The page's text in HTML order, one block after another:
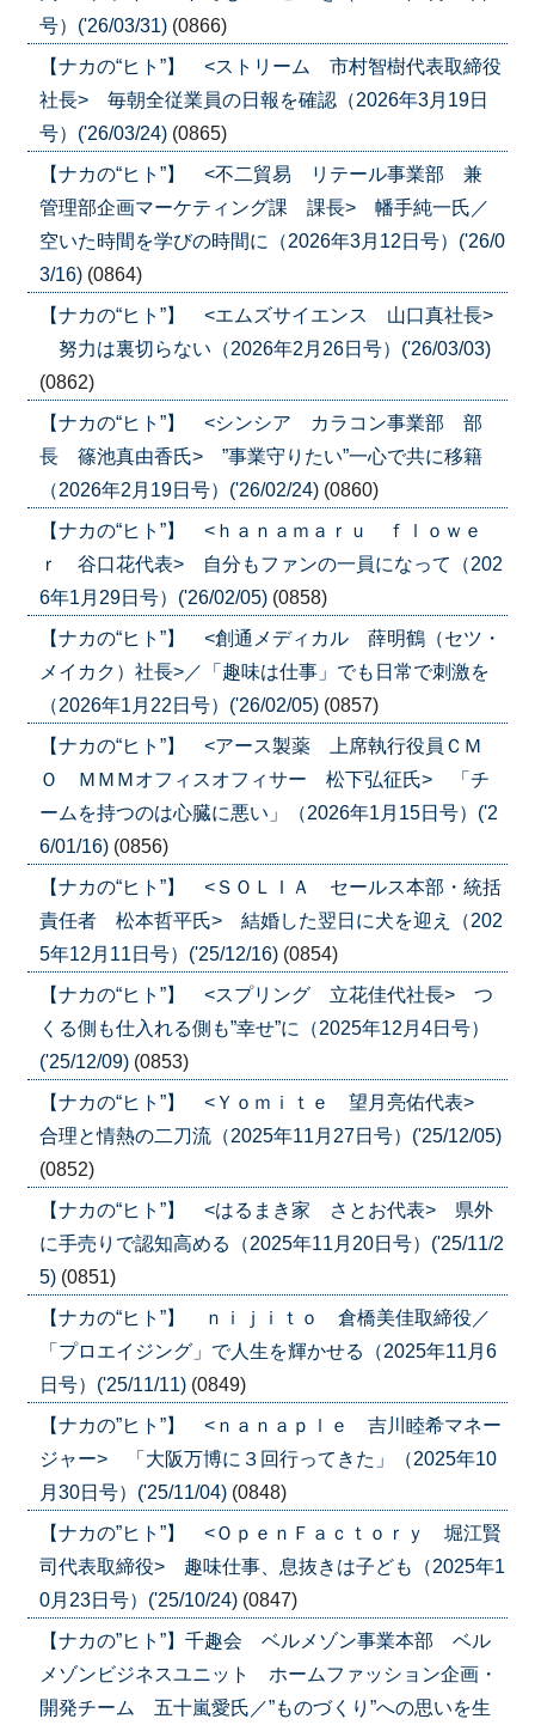
号）('26/03/31) (0866)
【ナカの“ヒト”】 <ストリーム 市村智樹代表取締役
社長> 毎朝全従業員の日報を確認（2026年3月19日
号）('26/03/24) (0865)
【ナカの“ヒト”】 <不二貿易 リテール事業部 兼
管理部企画マーケティング課 課長> 幡手純一氏／
空いた時間を学びの時間に（2026年3月12日号）('26/0
3/16) (0864)
【ナカの“ヒト”】 <エムズサイエンス 山口真社長>
努力は裏切らない（2026年2月26日号）('26/03/03)
(0862)
【ナカの“ヒト”】 <シンシア カラコン事業部 部
長 篠池真由香氏> ”事業守りたい”一心で共に移籍
（2026年2月19日号）('26/02/24) (0860)
【ナカの“ヒト”】 <ｈａｎａｍａｒｕ ｆｌｏｗｅ
ｒ 谷口花代表> 自分もファンの一員になって（202
6年1月29日号）('26/02/05) (0858)
【ナカの“ヒト”】 <創通メディカル 薛明鶴（セツ・
メイカク）社長>／「趣味は仕事」でも日常で刺激を
（2026年1月22日号）('26/02/05) (0857)
【ナカの“ヒト”】 <アース製薬 上席執行役員ＣＭ
Ｏ ＭＭＭオフィスオフィサー 松下弘征氏> 「チ
ームを持つのは心臓に悪い」（2026年1月15日号）('2
6/01/16) (0856)
【ナカの“ヒト”】 <ＳＯＬＩＡ セールス本部・統括
責任者 松本哲平氏> 結婚した翌日に犬を迎え（202
5年12月11日号）('25/12/16) (0854)
【ナカの“ヒト”】 <スプリング 立花佳代社長> つ
くる側も仕入れる側も”幸せ”に（2025年12月4日号）
('25/12/09) (0853)
【ナカの“ヒト”】 <Ｙｏｍｉｔｅ 望月亮佑代表>
合理と情熱の二刀流（2025年11月27日号）('25/12/05)
(0852)
【ナカの“ヒト”】 <はるまき家 さとお代表> 県外
に手売りで認知高める（2025年11月20日号）('25/11/2
5) (0851)
【ナカの“ヒト”】 ｎｉｊｉｔｏ 倉橋美佳取締役／
「プロエイジング」で人生を輝かせる（2025年11月6
日号）('25/11/11) (0849)
【ナカの”ヒト”】 <ｎａｎａｐｌｅ 吉川睦希マネー
ジャー> 「大阪万博に３回行ってきた」（2025年10
月30日号）('25/11/04) (0848)
【ナカの”ヒト”】 <ＯｐｅｎＦａｃｔｏｒｙ 堀江賢
司代表取締役> 趣味仕事、息抜きは子ども（2025年1
0月23日号）('25/10/24) (0847)
【ナカの”ヒト”】千趣会 ベルメゾン事業本部 ベル
メゾンビジネスユニット ホームファッション企画・
開発チーム 五十嵐愛氏／”ものづくり”への思いを生